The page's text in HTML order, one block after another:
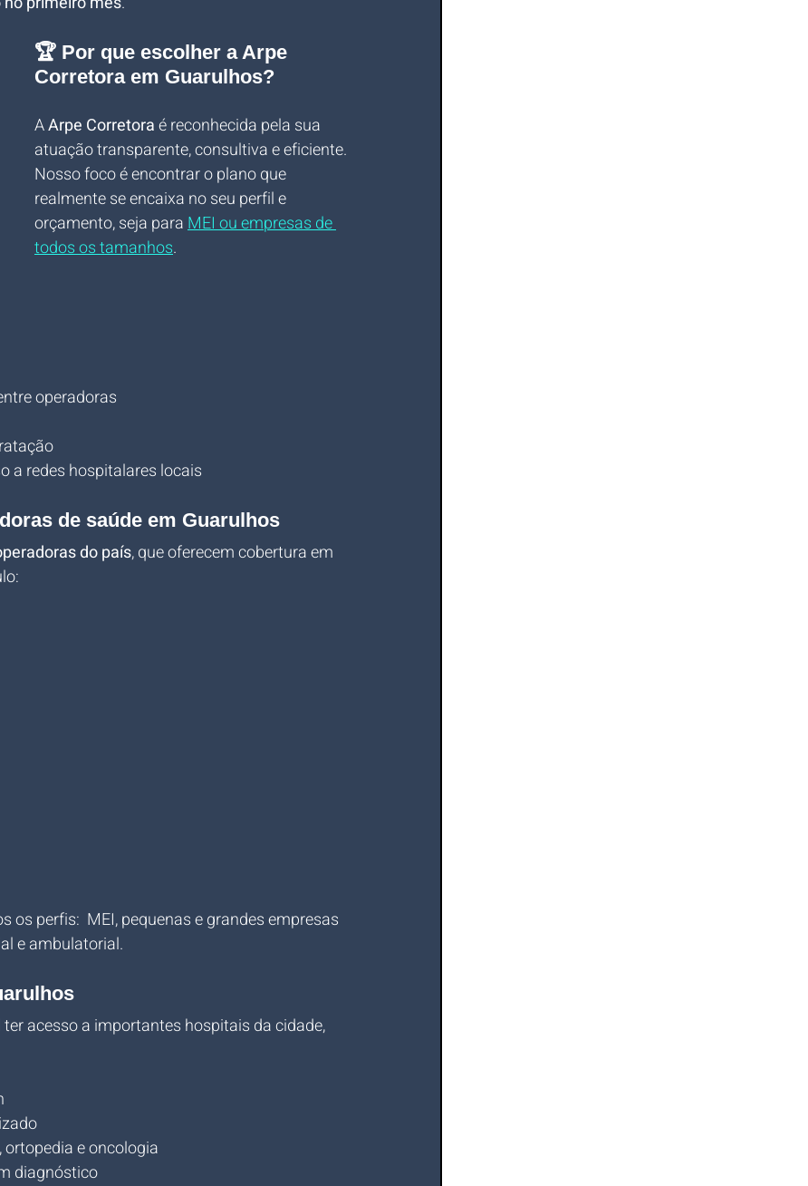
🏆 Por que escolher a Arpe
Corretora em Guarulhos?
A Arpe Corretora é reconhecida pela sua
atuação transparente, consultiva e eficiente.
Nosso foco é encontrar o plano que
realmente se encaixa no seu perfil e
orçamento, seja para MEI ou empresas de
todos os tamanhos.
operadoras
a redes hospitalares locais
de saúde em Guarulhos
do país, que oferecem cobertura em
os perfis:  MEI, pequenas e grandes empresas
e ambulatorial.
acesso a importantes hospitais da cidade,
e oncologia
diagnóstico